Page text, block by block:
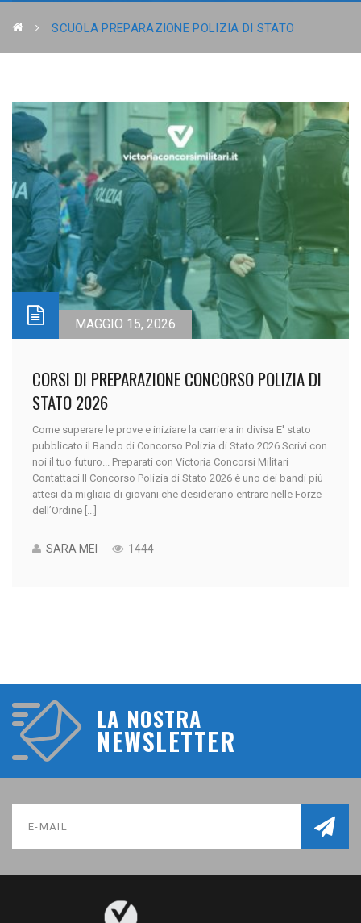
SCUOLA PREPARAZIONE POLIZIA DI STATO
MAGGIO 15, 2026
CORSI DI PREPARAZIONE CONCORSO POLIZIA DI
STATO 2026
Come superare le prove e iniziare la carriera in divisa E' stato
pubblicato il Bando di Concorso Polizia di Stato 2026 Scrivi con
noi il tuo futuro... Preparati con Victoria Concorsi Militari
Contattaci Il Concorso Polizia di Stato 2026 è uno dei bandi più
attesi da migliaia di giovani che desiderano entrare nelle Forze
dell’Ordine [...]
SARA MEI 1444
LA NOSTRA
NEWSLETTER